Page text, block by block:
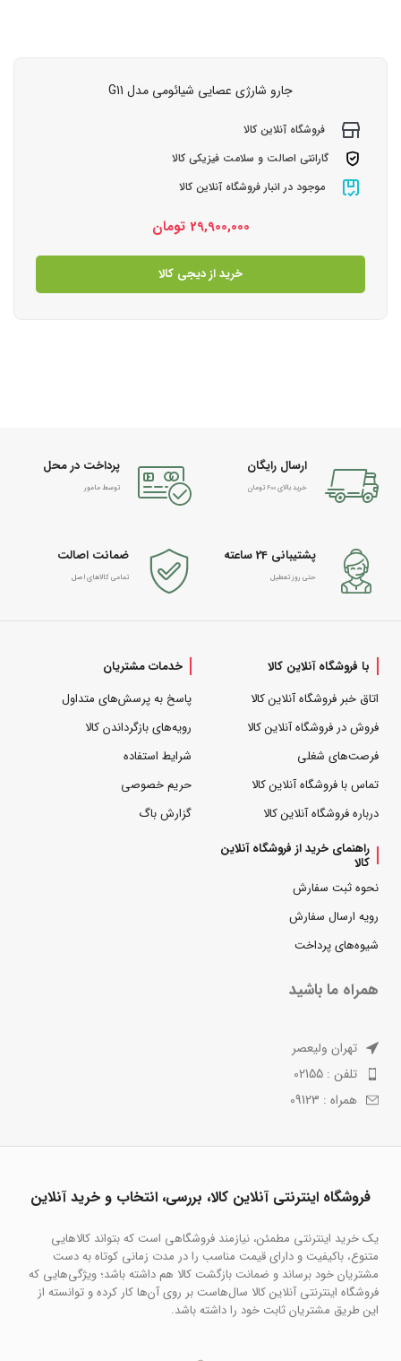
جارو شارژی عصایی شیائومی مدل G11
فروشگاه آنلاین کالا
گارانتی اصالت و سلامت فیزیکی کالا
موجود در انبار فروشگاه آنلاین کالا
29,900,000 تومان
خرید از دیجی کالا
ارسال رایگان
خرید بالای 600 تومان
پرداخت در محل
توسط مامور
پشتیبانی 24 ساعته
حتی روز تعطیل
ضمانت اصالت
تمامی کالاهای اصل
با فروشگاه آنلاین کالا
اتاق خبر فروشگاه آنلاین کالا
فروش در فروشگاه آنلاین کالا
فرصت‌های شغلی
تماس با فروشگاه آنلاین کالا
درباره فروشگاه آنلاین کالا
خدمات مشتریان
پاسخ به پرسش‌های متداول
رویه‌های بازگرداندن کالا
شرایط استفاده
حریم خصوصی
گزارش باگ
راهنمای خرید از فروشگاه آنلاین
کالا
نحوه ثبت سفارش
رویه ارسال سفارش
شیوه‌های پرداخت
همراه ما باشید
تهران ولیعصر
تلفن : 02155
همراه : 09123
فروشگاه اینترنتی آنلاین کالا، بررسی، انتخاب و خرید آنلاین
یک خرید اینترنتی مطمئن، نیازمند فروشگاهی است که بتواند کالاهایی
متنوع، باکیفیت و دارای قیمت مناسب را در مدت زمانی کوتاه به دست
مشتریان خود برساند و ضمانت بازگشت کالا هم داشته باشد؛ ویژگی‌هایی که
فروشگاه اینترنتی آنلاین کالا سال‌هاست بر روی آن‌ها کار کرده و توانسته از
این طریق مشتریان ثابت خود را داشته باشد.